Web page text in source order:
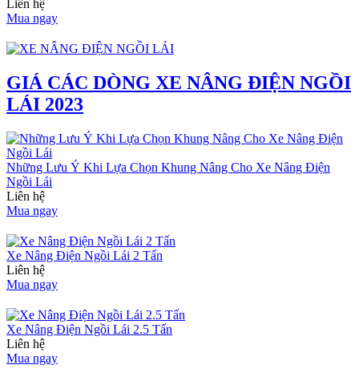
Liên hệ
Mua ngay
GIÁ CÁC DÒNG XE NÂNG ĐIỆN NGỒI
LÁI 2023
Những Lưu Ý Khi Lựa Chọn Khung Nâng Cho Xe Nâng Điện
Ngồi Lái
Liên hệ
Mua ngay
Xe Nâng Điện Ngồi Lái 2 Tấn
Liên hệ
Mua ngay
Xe Nâng Điện Ngồi Lái 2.5 Tấn
Liên hệ
Mua ngay